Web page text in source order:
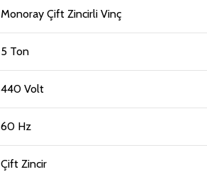
Monoray Çift Zincirli Vinç
5 Ton
440 Volt
60 Hz
Çift Zincir